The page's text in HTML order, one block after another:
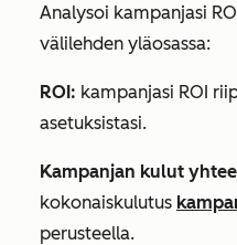
Analysoi kampanjasi
välilehden yläosassa:
ROI: kampanjasi ROI
asetuksistasi.
Kampanjan kulut
kokonaiskulutus
perusteella.